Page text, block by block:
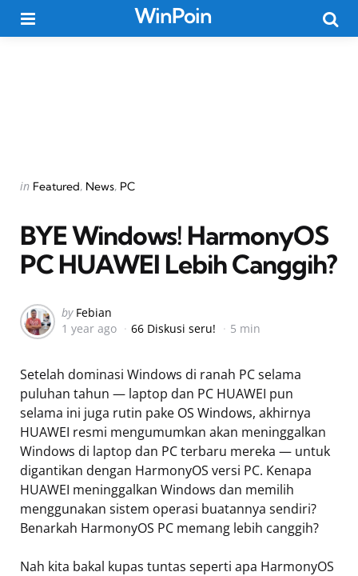
WinPoin
Categories
Posted
in Featured News PC
BYE Windows! HarmonyOS
PC HUAWEI Lebih Canggih?
Posted
by
by Febian
1 year ago
66 Diskusi seru! 5 min
Setelah dominasi Windows di ranah PC selama
puluhan tahun — laptop dan PC HUAWEI pun
selama ini juga rutin pake OS Windows, akhirnya
HUAWEI resmi mengumumkan akan meninggalkan
Windows di laptop dan PC terbaru mereka — untuk
digantikan dengan HarmonyOS versi PC. Kenapa
HUAWEI meninggalkan Windows dan memilih
menggunakan sistem operasi buatannya sendiri?
Benarkah HarmonyOS PC memang lebih canggih?
Nah kita bakal kupas tuntas seperti apa HarmonyOS